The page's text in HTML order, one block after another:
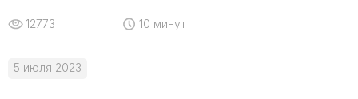
5 июля 2023
12773 10 минут